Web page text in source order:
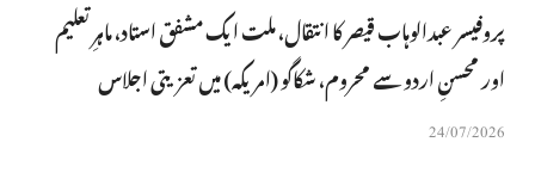
پروفیسر عبدالوہاب قیصر کا انتقال، ملت ایک مشفق استاد، ماہرِتعلیم
اور محسنِ اردو سے محروم، شکاگو (امریکہ) میں تعزیتی اجلاس
24/07/2026